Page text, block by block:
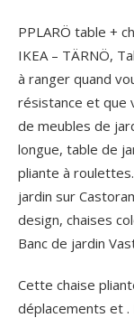
PPLARÖ table +
IKEA – TÄRNÖ,
à ranger quand
résistance et que
de meubles de
longue, table de
pliante à
jardin sur
design, chaises
Banc de jardin
Cette chaise
déplacements et .